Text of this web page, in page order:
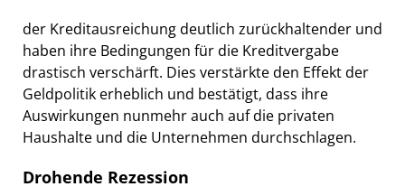
der Kreditausreichung deutlich zurückhaltender und
haben ihre Bedingungen für die Kreditvergabe
drastisch verschärft. Dies verstärkte den Effekt der
Geldpolitik erheblich und bestätigt, dass ihre
Auswirkungen nunmehr auch auf die privaten
Haushalte und die Unternehmen durchschlagen.
Drohende Rezession